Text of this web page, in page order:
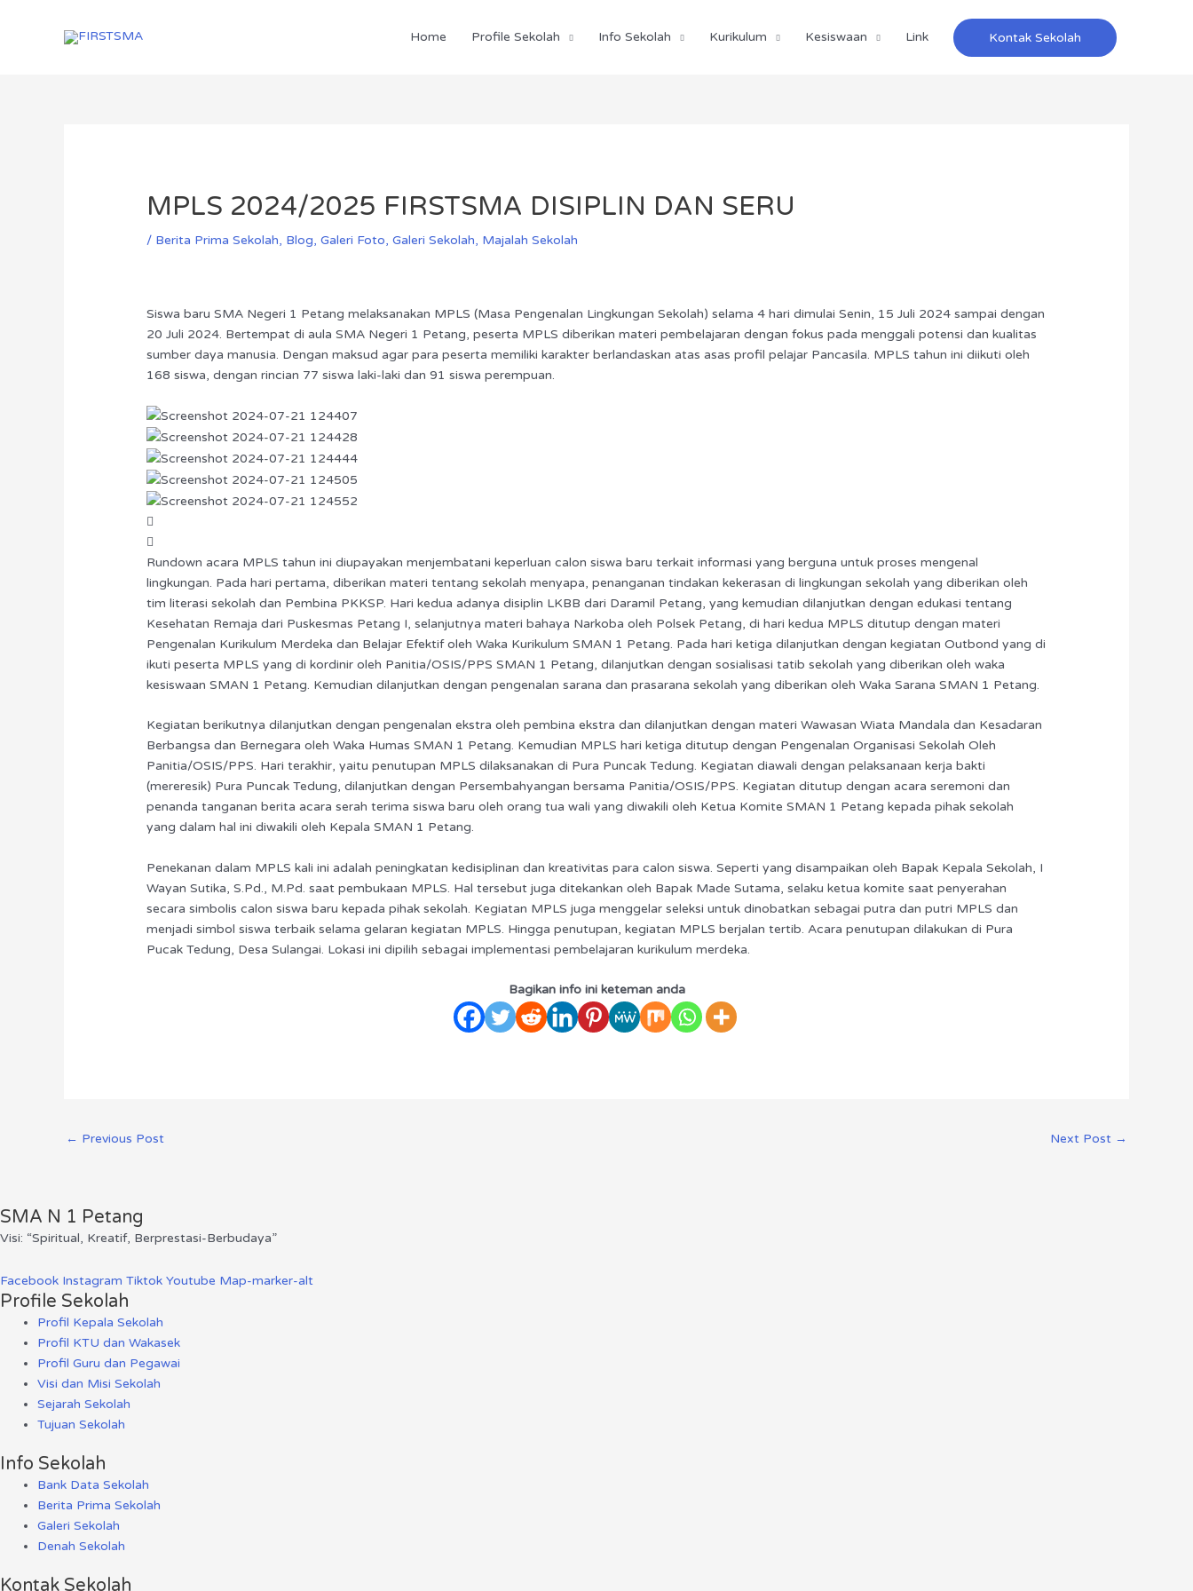
Home Profile Sekolah Info Sekolah Kurikulum Kesiswaan Link Kontak Sekolah
MPLS 2024/2025 FIRSTSMA DISIPLIN DAN SERU
/ Berita Prima Sekolah, Blog,Galeri Foto,Galeri Sekolah, Majalah Sekolah
Siswa baru SMA Negeri 1 Petang melaksanakan MPLS (Masa Pengenalan Lingkungan Sekolah) selama 4 hari dimulai Senin, 15 Juli 2024 sampai dengan
20 Juli 2024. Bertempat di aula SMA Negeri 1 Petang, peserta MPLS diberikan materi pembelajaran dengan fokus pada menggali potensi dan kualitas
sumber daya manusia. Dengan maksud agar para peserta memiliki karakter berlandaskan atas asas profil pelajar Pancasila. MPLS tahun ini diikuti oleh
168 siswa, dengan rincian 77 siswa laki-laki dan 91 siswa perempuan.
Rundown acara MPLS tahun ini diupayakan menjembatani keperluan calon siswa baru terkait informasi yang berguna untuk proses mengenal
lingkungan. Pada hari pertama, diberikan materi tentang sekolah menyapa, penanganan tindakan kekerasan di lingkungan sekolah yang diberikan oleh
tim literasi sekolah dan Pembina PKKSP. Hari kedua adanya disiplin LKBB dari Daramil Petang, yang kemudian dilanjutkan dengan edukasi tentang
Kesehatan Remaja dari Puskesmas Petang I, selanjutnya materi bahaya Narkoba oleh Polsek Petang, di hari kedua MPLS ditutup dengan materi
Pengenalan Kurikulum Merdeka dan Belajar Efektif oleh Waka Kurikulum SMAN 1 Petang. Pada hari ketiga dilanjutkan dengan kegiatan Outbond yang di
ikuti peserta MPLS yang di kordinir oleh Panitia/OSIS/PPS SMAN 1 Petang, dilanjutkan dengan sosialisasi tatib sekolah yang diberikan oleh waka
kesiswaan SMAN 1 Petang. Kemudian dilanjutkan dengan pengenalan sarana dan prasarana sekolah yang diberikan oleh Waka Sarana SMAN 1 Petang.
Kegiatan berikutnya dilanjutkan dengan pengenalan ekstra oleh pembina ekstra dan dilanjutkan dengan materi Wawasan Wiata Mandala dan Kesadaran
Berbangsa dan Bernegara oleh Waka Humas SMAN 1 Petang. Kemudian MPLS hari ketiga ditutup dengan Pengenalan Organisasi Sekolah Oleh
Panitia/OSIS/PPS. Hari terakhir, yaitu penutupan MPLS dilaksanakan di Pura Puncak Tedung. Kegiatan diawali dengan pelaksanaan kerja bakti
(mereresik) Pura Puncak Tedung, dilanjutkan dengan Persembahyangan bersama Panitia/OSIS/PPS. Kegiatan ditutup dengan acara seremoni dan
penanda tanganan berita acara serah terima siswa baru oleh orang tua wali yang diwakili oleh Ketua Komite SMAN 1 Petang kepada pihak sekolah
yang dalam hal ini diwakili oleh Kepala SMAN 1 Petang.
Penekanan dalam MPLS kali ini adalah peningkatan kedisiplinan dan kreativitas para calon siswa. Seperti yang disampaikan oleh Bapak Kepala Sekolah, I
Wayan Sutika, S.Pd., M.Pd. saat pembukaan MPLS. Hal tersebut juga ditekankan oleh Bapak Made Sutama, selaku ketua komite saat penyerahan
secara simbolis calon siswa baru kepada pihak sekolah. Kegiatan MPLS juga menggelar seleksi untuk dinobatkan sebagai putra dan putri MPLS dan
menjadi simbol siswa terbaik selama gelaran kegiatan MPLS. Hingga penutupan, kegiatan MPLS berjalan tertib. Acara penutupan dilakukan di Pura
Pucak Tedung, Desa Sulangai. Lokasi ini dipilih sebagai implementasi pembelajaran kurikulum merdeka.
Bagikan info ini keteman anda
← Previous Post Next Post →
SMA N 1 Petang
Visi: “Spiritual, Kreatif, Berprestasi-Berbudaya”
Facebook Instagram Tiktok Youtube Map-marker-alt
Profile Sekolah
Profil Kepala Sekolah
Profil KTU dan Wakasek
Profil Guru dan Pegawai
Visi dan Misi Sekolah
Sejarah Sekolah
Tujuan Sekolah
Info Sekolah
Bank Data Sekolah
Berita Prima Sekolah
Galeri Sekolah
Denah Sekolah
Kontak Sekolah